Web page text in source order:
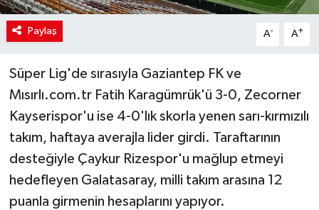
Paylaş A- A+
Süper Lig'de sırasıyla Gaziantep FK ve
Mısırlı.com.tr Fatih Karagümrük'ü 3-0, Zecorner
Kayserispor'u ise 4-0'lık skorla yenen sarı-kırmızılı
takım, haftaya averajla lider girdi. Taraftarının
desteğiyle Çaykur Rizespor'u mağlup etmeyi
hedefleyen Galatasaray, milli takım arasına 12
puanla girmenin hesaplarını yapıyor.